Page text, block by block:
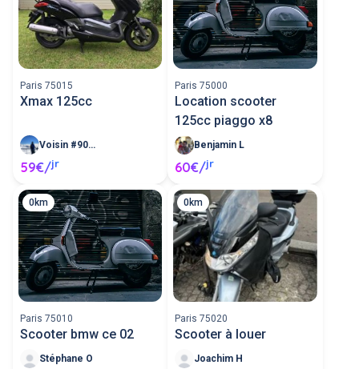
Paris 75015
Xmax 125cc
Voisin #90532
59€/jr
Paris 75000
Location scooter
125cc piaggo x8
Benjamin L
60€/jr
0km
Paris 75010
Scooter bmw ce 02
Stéphane O
0km
Paris 75020
Scooter à louer
Joachim H